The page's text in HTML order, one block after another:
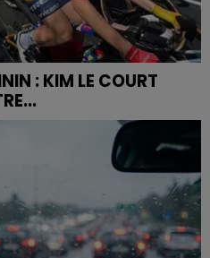
: KIM LE COURT